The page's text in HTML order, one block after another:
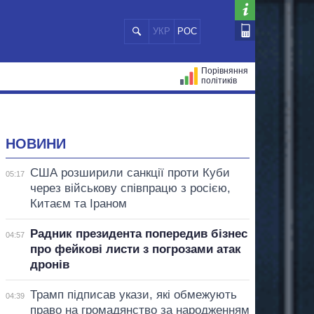
УКР РОС
Порівняння
політиків
НОВИНИ
05:17
США розширили санкції проти Куби
через військову співпрацю з росією,
Китаєм та Іраном
04:57
Радник президента попередив бізнес
про фейкові листи з погрозами атак
дронів
04:39
Трамп підписав укази, які обмежують
право на громадянство за народженням